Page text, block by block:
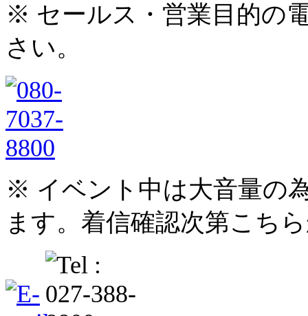
※ セールス・営業目的の
さい。
※ イベント中は大音量の
ます。着信確認次第こち